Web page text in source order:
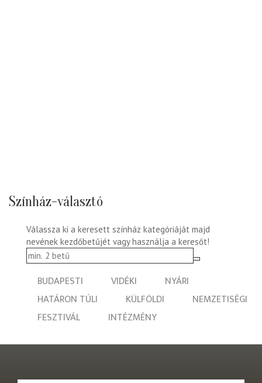
Színház-választó
Válassza ki a keresett színház kategóriáját majd
nevének kezdőbetűjét vagy használja a keresőt!
BUDAPESTI VIDÉKI
NYÁRI
HATÁRON TÚLI
KÜLFÖLDI
NEMZETISÉGI
FESZTIVÁL
INTÉZMÉNY